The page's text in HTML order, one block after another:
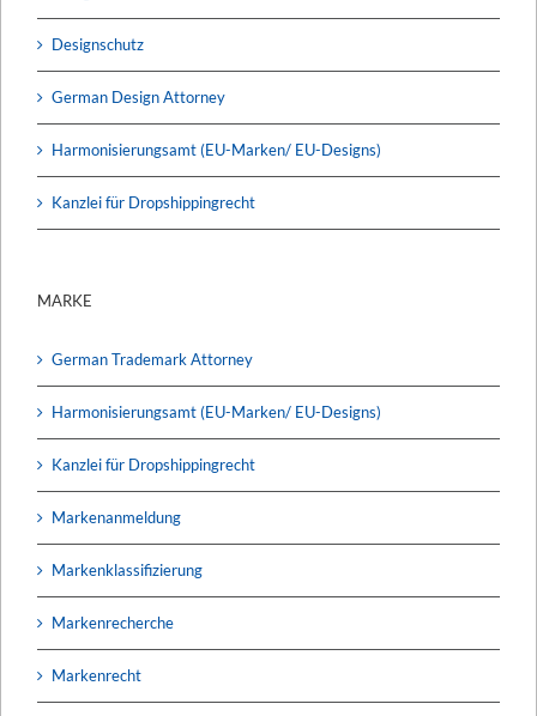
Designschutz
German Design Attorney
Harmonisierungsamt (EU-Marken/ EU-Designs)
Kanzlei für Dropshippingrecht
MARKE
German Trademark Attorney
Harmonisierungsamt (EU-Marken/ EU-Designs)
Kanzlei für Dropshippingrecht
Markenanmeldung
Markenklassifizierung
Markenrecherche
Markenrecht